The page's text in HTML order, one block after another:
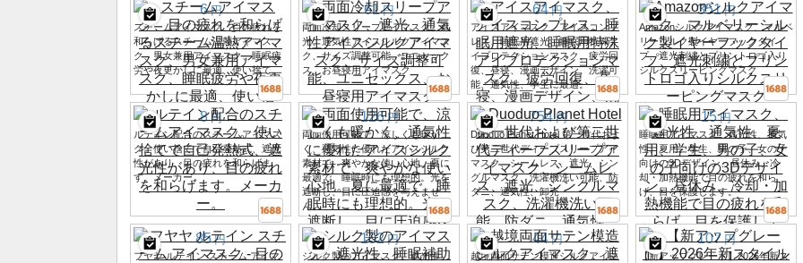
6 円
スチームアイマスク、目の疲れを
和らげるスチーム温熱アイマス
ク、男女兼用アイマスク、睡眠疲
労や夜更かしに最適、使い捨て。
61 円
両面冷却スリープアイマスク、遮
光、通気性アイスシルクアイマス
ク、サイズ調整可能、ユニセック
ス、お昼寝用アイマスク
64 円
アイスアイマスク、アイスコンプ
レス、睡眠用遮光、睡眠用特殊ア
イプロテクションマスク、疲労回
復、昼寝、漫画デザイン、洗濯可
能、通気性、学生に最適。
351 円
Amazonシルクアイマスク、マルベ
リーシルク製イヤーフックタイ
プ、遮光刺繍とプリントロゴ入り
シルクスリーピングマスク
8 円
ルテイン配合のスチームアイマス
ク。使い捨てで自己発熱式、遮光
性があり、目の疲れを和らげま
す。メーカー。
126 円
両面使用可能で、涼しくも暖か
く、通気性に優れたアイスシルク
素材で、爽やかな使い心地。夏に
最適で、睡眠時にも理想的。光を
遮断し、目に圧迫感を与えませ
ん。
754 円
Duoduo Planet Hotel 第一世代およ
び第二世代ディープスリープアイ
マスク、シームレス、遮光、シン
グルマスク、洗濯機洗い可能、防
ダニ、通気性、卸売
15 円
睡眠用アイマスク、遮光性、通気
性、夏用、学生、男の子、女の子
向けの3Dデザイン、昼休み、冷
却・加熱機能で目の疲れを和ら
げ、目を保護します。
85 円
フヤヤ ルテイン スチーム アイマ
102 円
シルク製のアイマスク。遮光性、
44 円
越境両面サテン模造シルクアイマ
107 円
【新アップグレード】2026年新ス